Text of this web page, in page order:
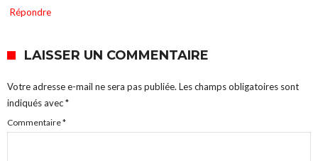
Répondre
LAISSER UN COMMENTAIRE
Votre adresse e-mail ne sera pas publiée. Les champs obligatoires sont
indiqués avec*
Commentaire*